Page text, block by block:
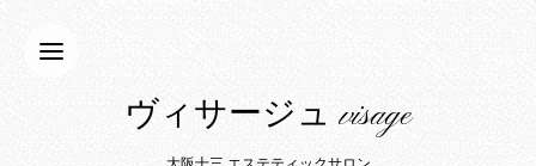
ヴィサージュ visage